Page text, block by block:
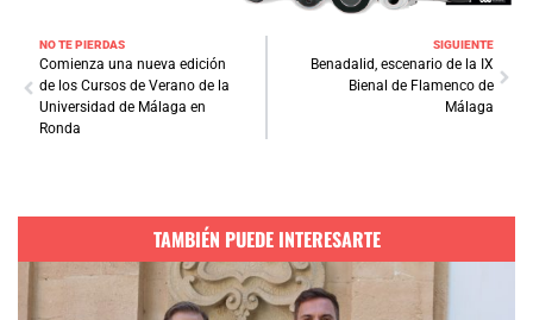
NO TE PIERDAS
Comienza una nueva edición
de los Cursos de Verano de la
Universidad de Málaga en
Ronda
SIGUIENTE
Benadalid, escenario de la IX
Bienal de Flamenco de
Málaga
TAMBIÉN PUEDE INTERESARTE